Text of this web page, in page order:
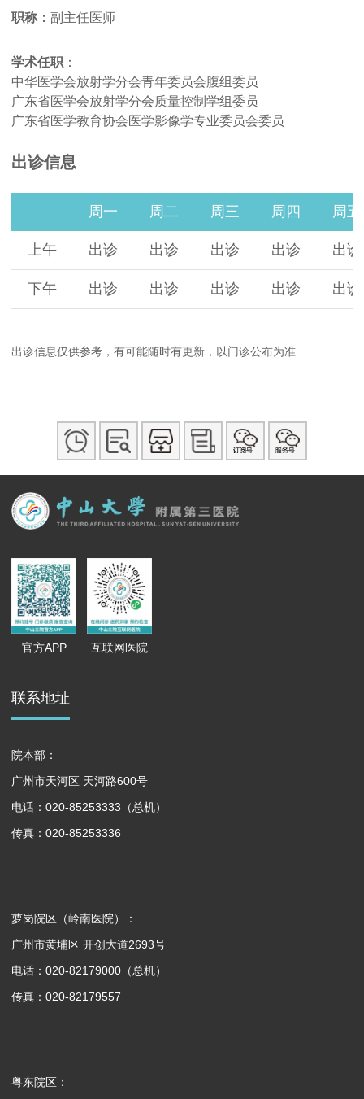
职称： 副主任医师
学术任职 ：
中华医学会放射学分会青年委员会腹组委员
广东省医学会放射学分会质量控制学组委员
广东省医学教育协会医学影像学专业委员会委员
出诊信息
周一 周二 周三 周四 周五
上午 出诊 出诊 出诊 出诊 出诊
下午 出诊 出诊 出诊 出诊 出诊
出诊信息仅供参考，有可能随时有更新，以门诊公布为准
官方APP 互联网医院
联系地址
院本部：
广州市天河区 天河路600号
电话：020-85253333（总机）
传真：020-85253336
萝岗院区（岭南医院）：
广州市黄埔区 开创大道2693号
电话：020-82179000（总机）
传真：020-82179557
粤东院区：